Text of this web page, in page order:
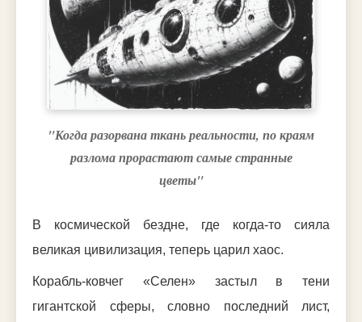
"Когда разорвана ткань реальности, по краям
разлома прорастают самые странные
цветы"
В космической бездне, где когда-то сияла
великая цивилизация, теперь царил хаос.
Корабль-ковчег «Селен» застыл в тени
гигантской сферы, словно последний лист,